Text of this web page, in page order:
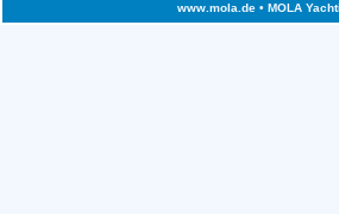
www.mola.de• MOLA